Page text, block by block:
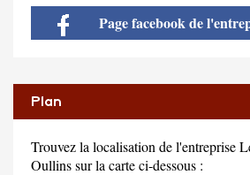
Page facebook de
Plan
Trouvez la localisation de l'entreprise
Oullins sur la carte ci-dessous :